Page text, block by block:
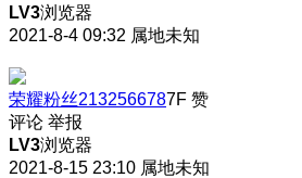
LV3浏览器
2021-8-4 09:32 属地未知
荣耀粉丝2132566787F 赞
评论 举报
LV3浏览器
2021-8-15 23:10 属地未知